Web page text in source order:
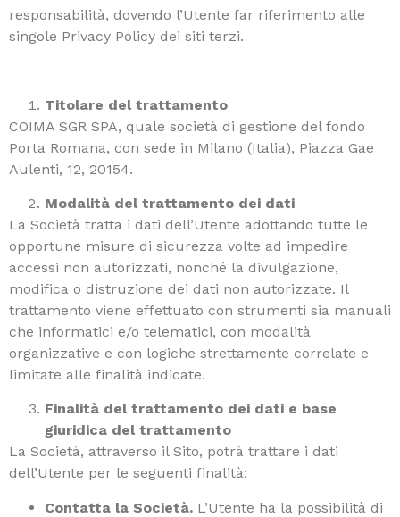
responsabilità, dovendo l’Utente far riferimento alle
singole Privacy Policy dei siti terzi.
Titolare del trattamento
COIMA SGR SPA, quale società di gestione del fondo
Porta Romana, con sede in Milano (Italia), Piazza Gae
Aulenti, 12, 20154.
Modalità del trattamento dei dati
La Società tratta i dati dell’Utente adottando tutte le
opportune misure di sicurezza volte ad impedire
accessi non autorizzati, nonché la divulgazione,
modifica o distruzione dei dati non autorizzate. Il
trattamento viene effettuato con strumenti sia manuali
che informatici e/o telematici, con modalità
organizzative e con logiche strettamente correlate e
limitate alle finalità indicate.
Finalità del trattamento dei dati e base
giuridica del trattamento
La Società, attraverso il Sito, potrà trattare i dati
dell’Utente per le seguenti finalità:
Contatta la Società. L’Utente ha la possibilità di